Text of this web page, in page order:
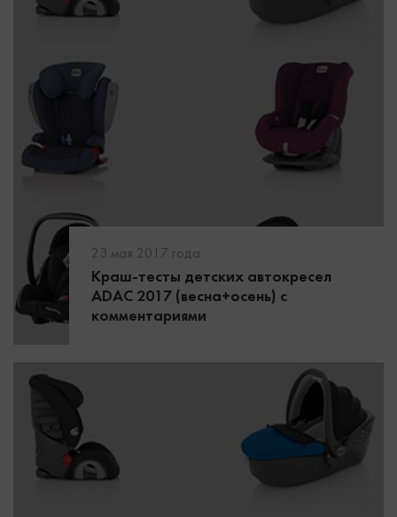
23 мая 2017 года
Краш-тесты детских автокресел
ADAC 2017 (весна+осень) с
комментариями